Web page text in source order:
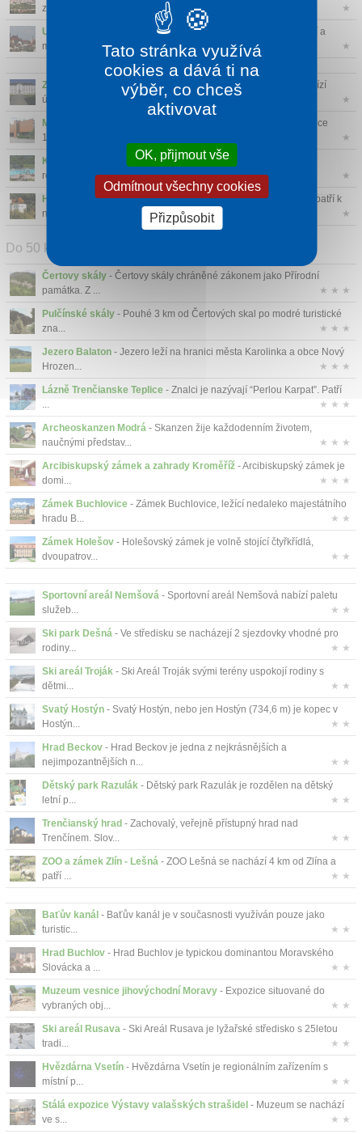
zříceniny ...
★
Uherský Brod
- Malebná příroda, zajímavosti jednotlivých obcí a
měst, tr...
★
Zámek Vizovice
- Zámek Vizovice je oáza klidu a pohody. Nabízí
útulné a z...
★
Muzeum Jihovýchodní Moravy ve Zlíně
- Muzeum vzniklo v roce
1935 tehdy...
★
Koupaliště Zelené Zlín- Zelené koupaliště Zlín je po rozsáhlé
rekonst...
★
Hrad Malenovice- Hrad Malenovice pocházející ze 14. století patří k
nejvý...
★
Do 50 km
Čertovy skály - Čertovy skály chráněné zákonem jako Přírodní
památka. Z ...
★ ★ ★
Pulčínské skály - Pouhé 3 km od Čertových skal po modré turistické
zna...
★ ★ ★
Jezero Balaton - Jezero leží na hranici města Karolinka a obce Nový
Hrozen...
★ ★ ★
Lázně Trenčianske Teplice - Znalci je nazývají “Perlou Karpat”. Patří
...
★ ★ ★
Archeoskanzen Modrá - Skanzen žije každodenním životem,
naučnými představ...
★ ★ ★
Arcibiskupský zámek a zahrady Kroměříž - Arcibiskupský zámek je
domi...
★ ★ ★
Zámek Buchlovice - Zámek Buchlovice, ležící nedaleko majestátního
hradu B...
★ ★
Zámek Holešov - Holešovský zámek je volně stojící čtyřkřídlá,
dvoupatrov...
★ ★
Sportovní areál Nemšová - Sportovní areál Nemšová nabízí paletu
služeb...
★ ★
Ski park Dešná - Ve středisku se nacházejí 2 sjezdovky vhodné pro
rodiny...
★ ★
Ski areál Troják - Ski Areál Troják svými terény uspokojí rodiny s
dětmi...
★ ★
Svatý Hostýn - Svatý Hostýn, nebo jen Hostýn (734,6 m) je kopec v
Hostýn...
★ ★
Hrad Beckov - Hrad Beckov je jedna z nejkrásnějších a
nejimpozantnějších n...
★ ★
Dětský park Razulák - Dětský park Razulák je rozdělen na dětský
letní p...
★ ★
Trenčianský hrad - Zachovalý, veřejně přístupný hrad nad
Trenčínem. Slov...
★ ★
ZOO a zámek Zlín - Lešná - ZOO Lešná se nachází 4 km od Zlína a
patří ...
★ ★
Baťův kanál - Baťův kanál je v současnosti využíván pouze jako
turistic...
★ ★
Hrad Buchlov - Hrad Buchlov je typickou dominantou Moravského
Slovácka a ...
★ ★
Muzeum vesnice jihovýchodní Moravy - Expozice situované do
vybraných obj...
★ ★
Ski areál Rusava - Ski Areál Rusava je lyžařské středisko s 25letou
tradi...
★ ★
Hvězdárna Vsetín - Hvězdárna Vsetín je regionálním zařízením s
místní p...
★ ★
Stálá expozice Výstavy valašských strašidel - Muzeum se nachází
ve s...
★ ★
Tato stránka využívá
cookies a dává ti na
výběr, co chceš
aktivovat
OK, přijmout vše
Odmítnout všechny cookies
Přizpůsobit